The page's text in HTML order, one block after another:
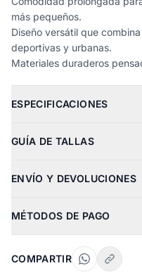
más pequeños.
Diseño versátil que
deportivas y urbanas.
Materiales duraderos
ESPECIFICACIONES
GUÍA DE TALLAS
ENVÍO Y DEVOLUCIONES
MÉTODOS DE PAGO
COMPARTIR